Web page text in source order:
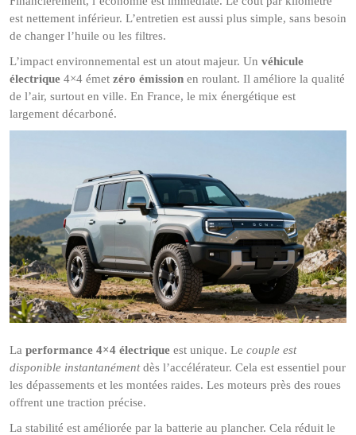
est nettement inférieur. L’entretien est aussi plus simple, sans besoin
de changer l’huile ou les filtres.
L’impact environnemental est un atout majeur. Un véhicule
électrique 4×4 émet zéro émission en roulant. Il améliore la qualité
de l’air, surtout en ville. En France, le mix énergétique est
largement décarboné.
La performance 4×4 électrique est unique. Le couple est
disponible instantanémentdès l’accélérateur. Cela est essentiel pour
les dépassements et les montées raides. Les moteurs près des roues
offrent une traction précise.
La stabilité est améliorée par la batterie au plancher. Cela réduit le